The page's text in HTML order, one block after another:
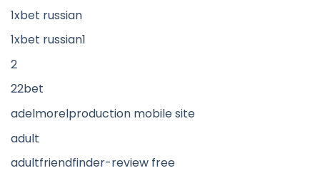
1xbet russian
1xbet russian1
2
22bet
adelmorelproduction mobile site
adult
adultfriendfinder-review free